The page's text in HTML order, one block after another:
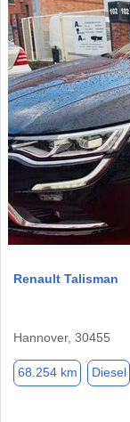
Renault Talisman
Hannover, 30455
68.254 km Diesel